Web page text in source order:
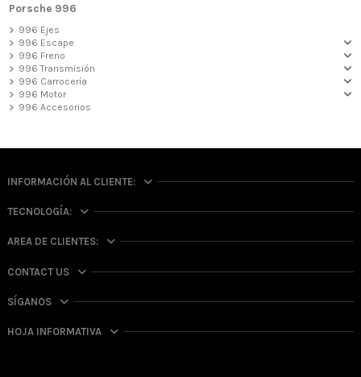
Porsche 996
996 Ejes
996 Escape
996 Freno
996 Transmisión
996 Carrocería
996 Motor
996 Accesorios
INFORMACIÓN AL CLIENTE:
TECNOLOGÍA:
AREA DE CLIENTES:
CONTACT US
SÍGANOS
HOJA INFORMATIVA